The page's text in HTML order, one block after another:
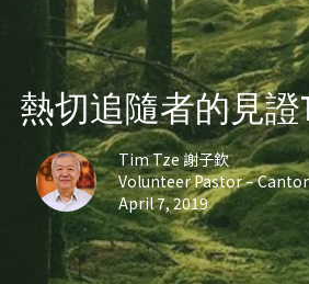
熱切追隨者的見證
Tim Tze 謝子欽
Volunteer Pastor –
April 7, 2019